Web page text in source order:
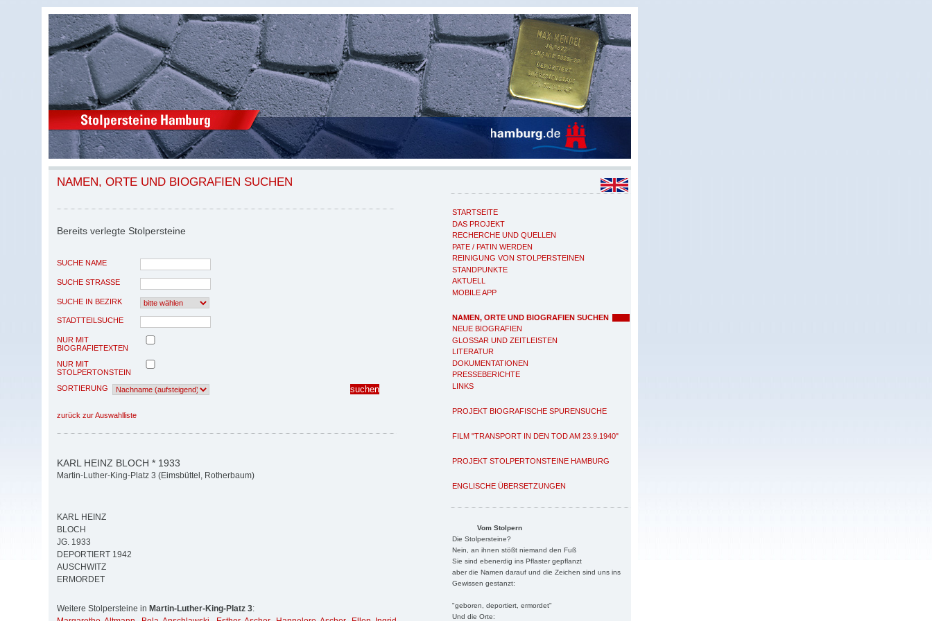
STARTSEITE
DAS PROJEKT
RECHERCHE UND QUELLEN
PATE / PATIN WERDEN
REINIGUNG VON STOLPERSTEINEN
STANDPUNKTE
AKTUELL
MOBILE APP
NAMEN, ORTE UND BIOGRAFIEN SUCHEN
NEUE BIOGRAFIEN
GLOSSAR UND ZEITLEISTEN
LITERATUR
DOKUMENTATIONEN
PRESSEBERICHTE
LINKS
PROJEKT BIOGRAFISCHE SPURENSUCHE
FILM "TRANSPORT IN DEN TOD AM 23.9.1940"
PROJEKT STOLPERTONSTEINE HAMBURG
ENGLISCHE ÜBERSETZUNGEN
Vom Stolpern
Die Stolpersteine?
Nein, an ihnen stößt niemand den Fuß
Sie sind ebenerdig ins Pflaster gepflanzt
aber die Namen darauf und die Zeichen sind uns ins
Gewissen gestanzt:
"geboren, deportiert, ermordet"
Und die Orte:
NAMEN, ORTE UND BIOGRAFIEN SUCHEN
Bereits verlegte Stolpersteine
SUCHE NAME
SUCHE STRASSE
SUCHE IN BEZIRK
STADTTEILSUCHE
NUR MIT
BIOGRAFIETEXTEN
NUR MIT
STOLPERTONSTEIN
SORTIERUNG
zurück zur Auswahlliste
KARL HEINZ BLOCH * 1933
Martin-Luther-King-Platz 3 (Eimsbüttel, Rotherbaum)
KARL HEINZ
BLOCH
JG. 1933
DEPORTIERT 1942
AUSCHWITZ
ERMORDET
Weitere Stolpersteine in Martin-Luther-King-Platz 3: